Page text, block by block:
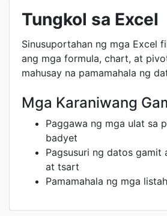
Tungkol sa Excel
Sinusuportahan ng mga Excel
ang mga formula, chart, at
mahusay na pamamahala ng
Mga Karaniwang
Paggawa ng mga ulat sa
badyet
Pagsusuri ng datos gamit
at tsart
Pamamahala ng mga